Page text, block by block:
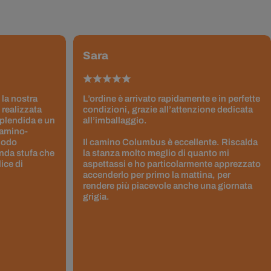
nostra
realizzata
e un
stufa che
di
Sara
L’ordine è arrivato rapidamente e in perfette
condizioni, grazie all’attenzione dedicata
all’imballaggio.
Il camino Columbus è eccellente. Riscalda
la stanza molto meglio di quanto mi
aspettassi e ho particolarmente apprezzato
accenderlo per primo la mattina, per
rendere più piacevole anche una giornata
grigia.